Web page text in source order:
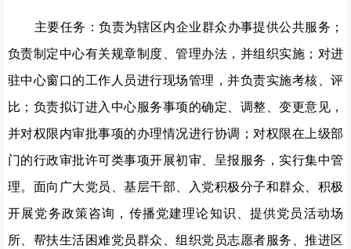
主要任务：负责为辖区内企业群众办事提供公共服务；
负责制定中心有关规章制度、管理办法，并组织实施；对进
驻中心窗口的工作人员进行现场管理，并负责实施考核、评
比；负责拟订进入中心服务事项的确定、调整、变更意见，
并对权限内审批事项的办理情况进行协调；对权限在上级部
门的行政审批许可类事项开展初审、呈报服务，实行集中管
理。面向广大党员、基层干部、入党积极分子和群众、积极
开展党务政策咨询，传播党建理论知识、提供党员活动场
所、帮扶生活困难党员群众、组织党员志愿者服务、推进区